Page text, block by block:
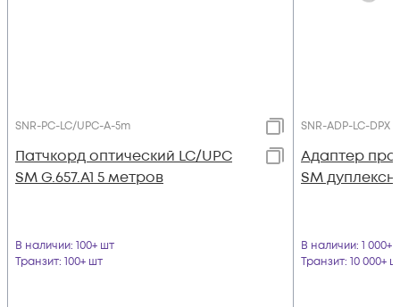
SNR-PC-LC/UPC-A-5m
Патчкорд оптический LC/UPC
SM G.657.A1 5 метров
В наличии: 100+ шт
Транзит: 100+ шт
SNR-ADP-LC-DPX
Адаптер
SM
В наличии: 1 000+
Транзит: 10 000+